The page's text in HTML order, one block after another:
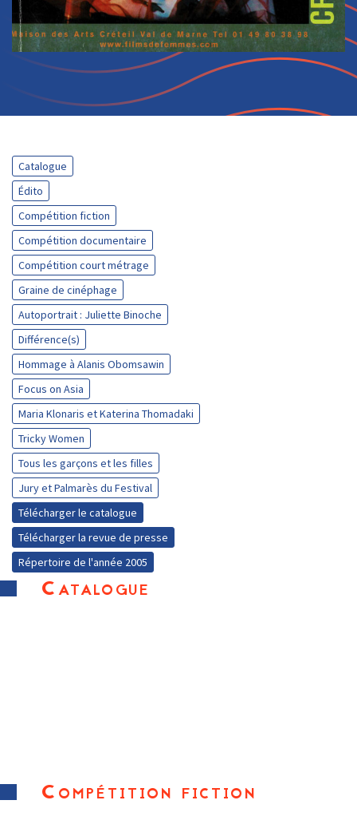
Catalogue
Édito
Compétition fiction
Compétition documentaire
Compétition court métrage
Graine de cinéphage
Autoportrait : Juliette Binoche
Différence(s)
Hommage à Alanis Obomsawin
Focus on Asia
Maria Klonaris et Katerina Thomadaki
Tricky Women
Tous les garçons et les filles
Jury et Palmarès du Festival
Télécharger le catalogue
Télécharger la revue de presse
Répertoire de l'année 2005
Catalogue
Compétition fiction